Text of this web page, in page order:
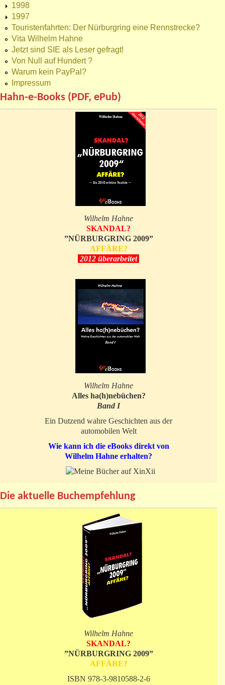
1998
1997
Touristenfahrten: Der Nürburgring eine Rennstrecke?
Vita Wilhelm Hahne
Jetzt sind SIE als Leser gefragt!
Von Null auf Hundert ?
Warum kein PayPal?
Impressum
Hahn-e-Books (PDF, ePub)
Wilhelm Hahne
SKANDAL?
”NÜRBURGRING 2009”
AFFÄRE?
2012 überarbeitet
Wilhelm Hahne
Alles ha(h)nebüchen?
Band I
Ein Dutzend wahre Geschichten aus der
automobilen Welt
Wie kann ich die eBooks direkt von
Wilhelm Hahne erhalten?
Die aktuelle Buchempfehlung
Wilhelm Hahne
SKANDAL?
”NÜRBURGRING 2009”
AFFÄRE?
ISBN 978-3-9810588-2-6